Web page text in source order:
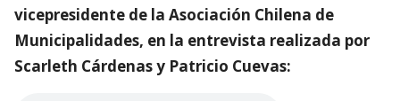
vicepresidente de la Asociación Chilena de
Municipalidades, en la entrevista realizada por
Scarleth Cárdenas y Patricio Cuevas: